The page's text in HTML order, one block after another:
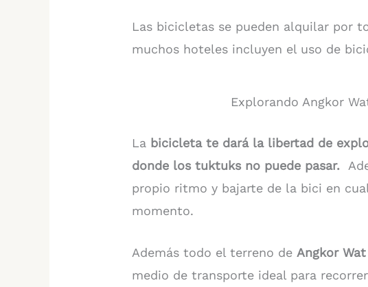
Las bicicletas se pueden alquilar por
muchos hoteles incluyen el uso de
Explorando Angkor
La bicicleta te dará la libertad de
donde los tuktuks no puede pasar.
propio ritmo y bajarte de la bici en
momento.
Además todo el terreno deAngkor
medio de transporte ideal para